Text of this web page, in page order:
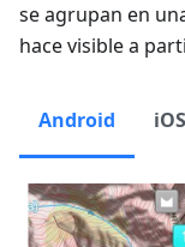
se agrupan en
hace visible a
Android iOS